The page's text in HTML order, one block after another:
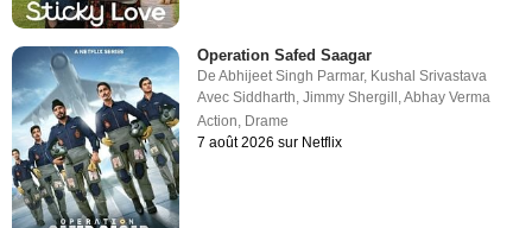
Operation Safed Saagar
DeAbhijeet Singh Parmar, Kushal Srivastava
AvecSiddharth,Jimmy Shergill ,Abhay Verma
Action, Drame
7 août 2026 sur Netflix